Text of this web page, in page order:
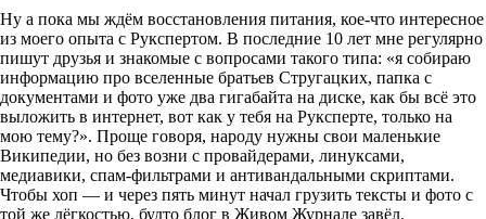
Ну а пока мы ждём восстановления питания, кое-что интересное
из моего опыта с Рукспертом. В последние 10 лет мне регулярно
пишут друзья и знакомые с вопросами такого типа: «я собираю
информацию про вселенные братьев Стругацких, папка с
документами и фото уже два гигабайта на диске, как бы всё это
выложить в интернет, вот как у тебя на Руксперте, только на
мою тему?». Проще говоря, народу нужны свои маленькие
Википедии, но без возни с провайдерами, линуксами,
медиавики, спам-фильтрами и антивандальными скриптами.
Чтобы хоп — и через пять минут начал грузить тексты и фото с
той же лёгкостью, будто блог в Живом Журнале завёл.